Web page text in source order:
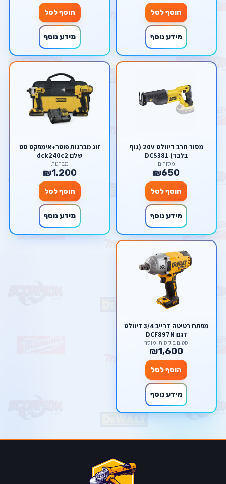
הוסף לסל
מידע נוסף
הוסף לסל
מידע נוסף
מסור חרב דיוולט 20V (גוף
בלבד) DCS381
מסורים
₪650
הוסף לסל
מידע נוסף
זוג מברגות פוטר+אימפקט סט
שלם dck240c2
מברגות
₪1,200
הוסף לסל
מידע נוסף
מפתח רטיטה דרייב 3/4 דיוולט
דגם DCF897N
סטים בוקסות ומוסך
₪1,600
הוסף לסל
מידע נוסף